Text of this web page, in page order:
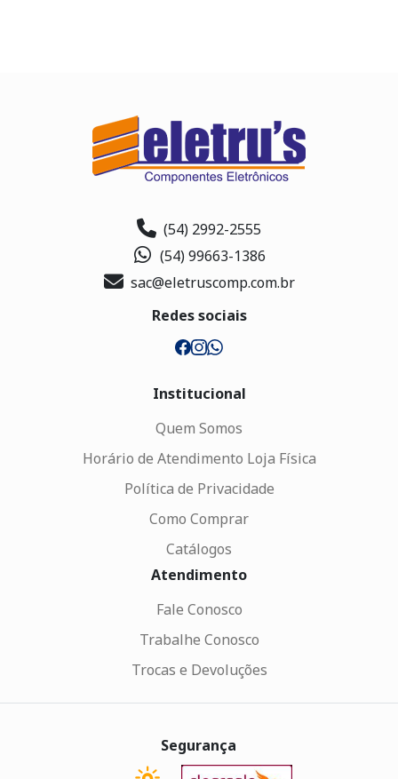
(54) 2992-2555
(54) 99663-1386
sac@eletruscomp.com.br
Redes sociais
Institucional
Quem Somos
Horário de Atendimento Loja Física
Política de Privacidade
Como Comprar
Catálogos
Atendimento
Fale Conosco
Trabalhe Conosco
Trocas e Devoluções
Segurança